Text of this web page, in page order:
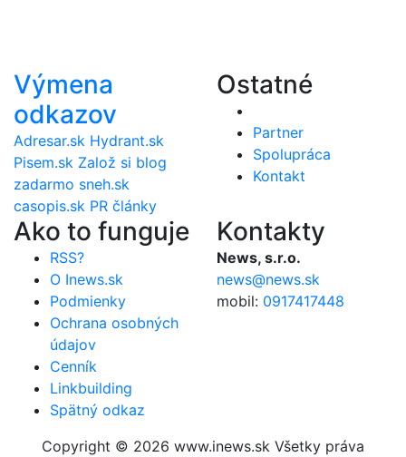
Výmena
odkazov
Adresar.sk Hydrant.sk
Pisem.sk Založ si blog
zadarmo sneh.sk
casopis.sk PR články
Ostatné
Partner
Spolupráca
Kontakt
Ako to funguje
RSS?
O Inews.sk
Podmienky
Ochrana osobných
údajov
Cenník
Linkbuilding
Spätný odkaz
Kontakty
News, s.r.o.
news@news.sk
mobil: 0917417448
Copyright © 2026 www.inews.sk Všetky práva